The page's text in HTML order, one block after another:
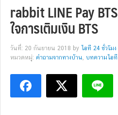
rabbit LINE Pay
ใจการเติมเงิน BTS
วันที่: 20 กันยายน 2018 by ไอที 24 ชั่วโมง
หมวดหมู่: คำถามจากทางบ้าน, บทความไอที